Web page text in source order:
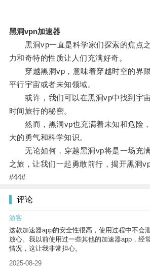
黑洞vpn加速器
黑洞vp一直是科学家们探索的焦点之
力和奇特的性质让人们充满好奇。
穿越黑洞vp，意味着穿越时空的界限
平行宇宙或者未知领域。
或许，我们可以在黑洞vp中找到宇
时间旅行的秘密。
然而，黑洞vp也充满着未知和危险
大的勇气和科学知识。
无论如何，穿越黑洞vp将是一场充
之旅，让我们一起勇敢前行，揭开黑洞
#44#
评论
游客
这款加速器app的安全性很高，使用过程中不会
放心。我以前使用过一些其他的加速器app，经
情况，这让我非常担心。
2025-08-29